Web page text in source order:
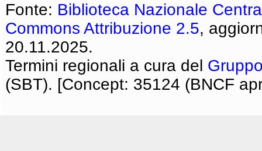
Fonte: Biblioteca Nazionale
Commons Attribuzione 2.5,
20.11.2025.
Termini regionali a cura del
(SBT). [Concept: 35124 (BNCF